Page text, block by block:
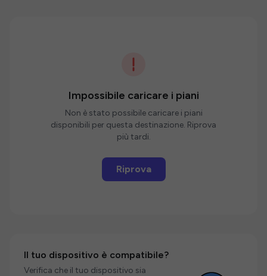
Impossibile caricare i piani
Non è stato possibile caricare i piani
disponibili per questa destinazione. Riprova
più tardi.
Riprova
Il tuo dispositivo è compatibile?
Verifica che il tuo dispositivo sia